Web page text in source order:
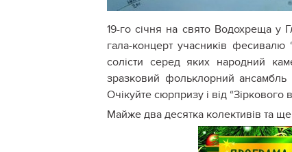
19-го січня на свято Водохреща у
гала-концерт учасників фесивалю
солісти серед яких народний
зразковий фольклорний ансамбль
Очікуйте сюрпризу і від “Зіркового
Майже два десятка колективів та